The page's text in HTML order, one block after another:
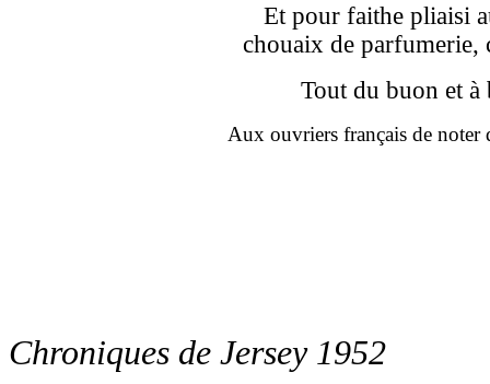
Et pour faithe pliaisi
chouaix de parfumerie,
Tout du buon et à
Aux ouvriers français de noter
Chroniques de Jersey 1952